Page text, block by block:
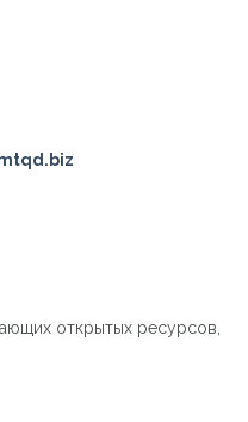
открытых ресурсов,